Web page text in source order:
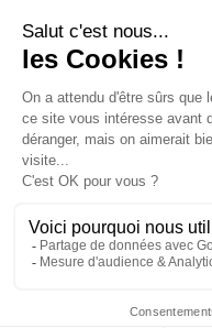
Accès rapide
Gamme
Gastronomie
Informations
Mentions légales
Politique de
Ce site est protégé par le
Politique de confidentialitéet
L’abus d’alcool est